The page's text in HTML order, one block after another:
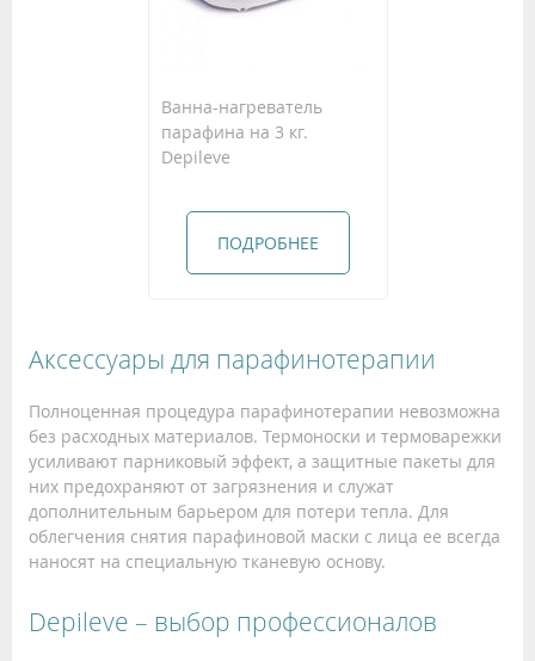
Ванна-нагреватель
парафина на 3 кг.
Depileve
ПОДРОБНЕЕ
Аксессуары для парафинотерапии
Полноценная процедура парафинотерапии невозможна
без расходных материалов. Термоноски и термоварежки
усиливают парниковый эффект, а защитные пакеты для
них предохраняют от загрязнения и служат
дополнительным барьером для потери тепла. Для
облегчения снятия парафиновой маски с лица ее всегда
наносят на специальную тканевую основу.
Depileve – выбор профессионалов